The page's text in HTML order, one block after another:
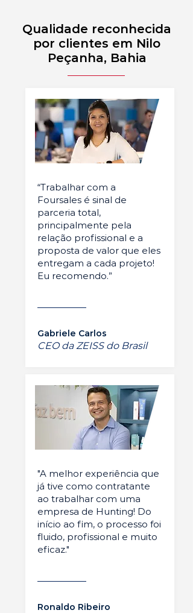
Qualidade reconhecida
por clientes em Nilo
Peçanha, Bahia
“Trabalhar com a
Foursales é sinal de
parceria total,
principalmente pela
relação profissional e a
proposta de valor que eles
entregam a cada projeto!
Eu recomendo.”
Gabriele Carlos
CEO da ZEISS do Brasil
"A melhor experiência que
já tive como contratante
ao trabalhar com uma
empresa de Hunting! Do
início ao fim, o processo foi
fluido, profissional e muito
eficaz."
Ronaldo Ribeiro